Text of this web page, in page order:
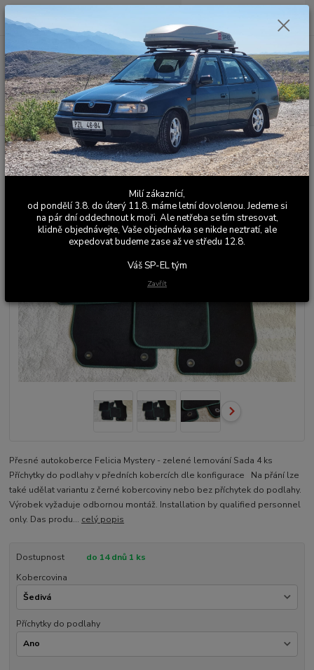
Menu
Hledat
Po - Pá 9:00 - 17:00
0,00 Kč
Úvod Koberce Přesné autokoberce Felicia Mystery FIALOVÁ
Přesné autokoberce Felicia
Mystery FIALOVÁ
Přesné autokoberce Felicia Mystery - zelené lemování Sada 4 ks
Příchytky do podlahy v předních kobercích dle konfigurace Na přání lze
také udělat variantu z černé kobercoviny nebo bez příchytek do podlahy.
Výrobek vyžaduje odbornou montáž. Installation by qualified personnel
only. Das produ... celý popis
Dostupnost
do 14 dnů 1 ks
Kobercovina
Příchytky do podlahy
Milí zákaznící,
od pondělí 3.8. do úterý 11.8. máme letní dovolenou. Jedeme si
na pár dní oddechnout k moři. Ale netřeba se tím stresovat,
klidně objednávejte, Vaše objednávka se nikde neztratí, ale
expedovat budeme zase až ve středu 12.8.
Váš SP-EL tým
Zavřít